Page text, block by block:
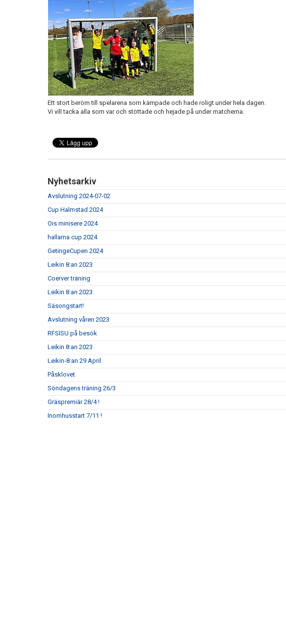
Ett stort beröm till spelarena som kämpade och hade roligt under hela dagen.
Vi vill tacka alla som var och stöttade och hejade på under matcherna.
Nyhetsarkiv
Avslutning 2024-07-02
Cup Halmstad 2024
Ois minisere 2024
hallarna cup 2024
GetingeCupen 2024
Leikin 8:an 2023
Coerver träning
Leikin 8:an 2023
Säsongstart!
Avslutning våren 2023
RFSISU på besök
Leikin 8:an 2023
Leikin-8:an 29 April
Påsklovet
Söndagens träning 26/3
Gräspremiär 28/4 !
Inomhusstart 7/11 !